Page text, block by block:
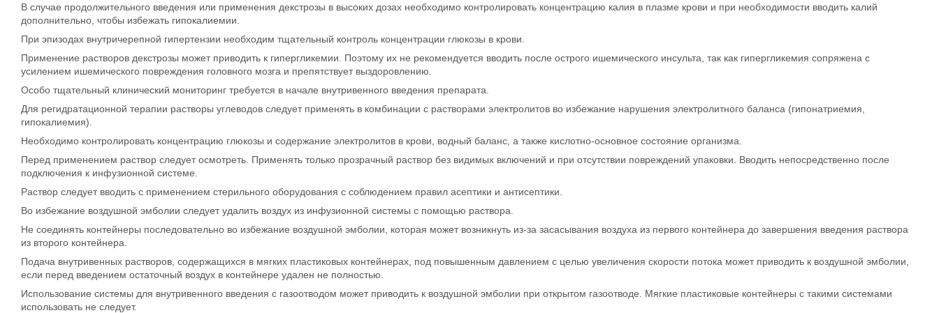
В случае продолжительного введения или применения декстрозы в высоких дозах необходимо контролировать концентрацию калия в плазме крови и при необходимости вводить калий
дополнительно, чтобы избежать гипокалиемии.
При эпизодах внутричерепной гипертензии необходим тщательный контроль концентрации глюкозы в крови.
Применение растворов декстрозы может приводить к гипергликемии. Поэтому их не рекомендуется вводить после острого ишемического инсульта, так как гипергликемия сопряжена с
усилением ишемического повреждения головного мозга и препятствует выздоровлению.
Особо тщательный клинический мониторинг требуется в начале внутривенного введения препарата.
Для регидратационной терапии растворы углеводов следует применять в комбинации с растворами электролитов во избежание нарушения электролитного баланса (гипонатриемия,
гипокалиемия).
Необходимо контролировать концентрацию глюкозы и содержание электролитов в крови, водный баланс, а также кислотно-основное состояние организма.
Перед применением раствор следует осмотреть. Применять только прозрачный раствор без видимых включений и при отсутствии повреждений упаковки. Вводить непосредственно после
подключения к инфузионной системе.
Раствор следует вводить с применением стерильного оборудования с соблюдением правил асептики и антисептики.
Во избежание воздушной эмболии следует удалить воздух из инфузионной системы с помощью раствора.
Не соединять контейнеры последовательно во избежание воздушной эмболии, которая может возникнуть из-за засасывания воздуха из первого контейнера до завершения введения раствора
из второго контейнера.
Подача внутривенных растворов, содержащихся в мягких пластиковых контейнерах, под повышенным давлением с целью увеличения скорости потока может приводить к воздушной эмболии,
если перед введением остаточный воздух в контейнере удален не полностью.
Использование системы для внутривенного введения с газоотводом может приводить к воздушной эмболии при открытом газоотводе. Мягкие пластиковые контейнеры с такими системами
использовать не следует.